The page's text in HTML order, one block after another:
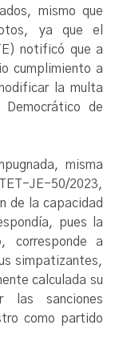
mismo que
ya que el
notificó que a
cumplimiento a
la multa
de
misma
JE-50/2023,
de la capacidad
pues la
corresponde a
simpatizantes,
calculada su
las sanciones
como partido